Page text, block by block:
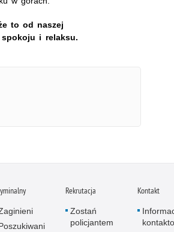
to od naszej
i relaksu.
Rekrutacja
Zostań
policjantem
Kontakt